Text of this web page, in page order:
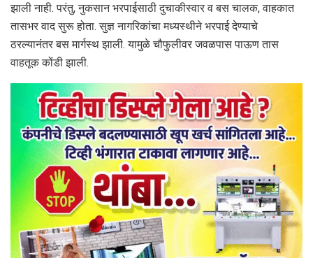
झाली नाही. परंतु, नुकसान भरपाईसाठी दुचाकीस्वार व बस चालक, वाहकात
तासभर वाद सुरू होता. सुज्ञ नागरिकांचा मध्यस्थीने भरपाई देण्याचे
ठरल्यानंतर बस मार्गस्थ झाली. यामुळे चौफुलीवर जवळपास पाऊण तास
वाहतूक कोंडी झाली.